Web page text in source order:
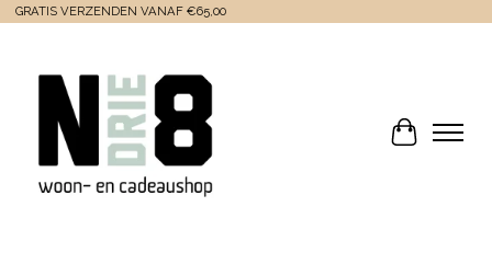
GRATIS VERZENDEN VANAF €65,00